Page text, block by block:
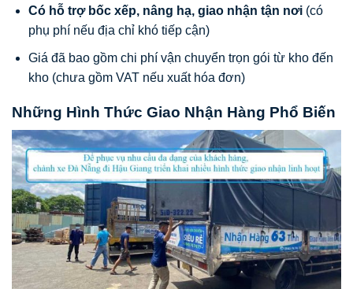
Có hỗ trợ bốc xếp, nâng hạ, giao nhận tận nơi(có
phụ phí nếu địa chỉ khó tiếp cận)
Giá đã bao gồm chi phí vận chuyển trọn gói từ kho đến
kho (chưa gồm VAT nếu xuất hóa đơn)
Những Hình Thức Giao Nhận Hàng Phổ Biến